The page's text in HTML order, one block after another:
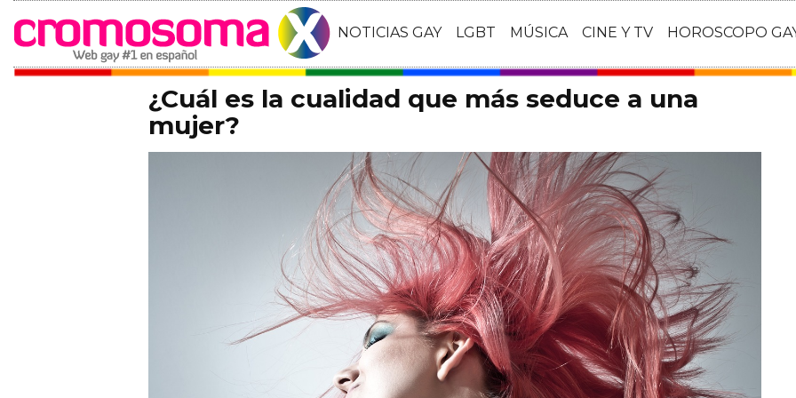
NOTICIAS GAY LGBT MÚSICA CINE Y TV HOROSCOPO
¿Cuál es la cualidad que más seduce a una
mujer?